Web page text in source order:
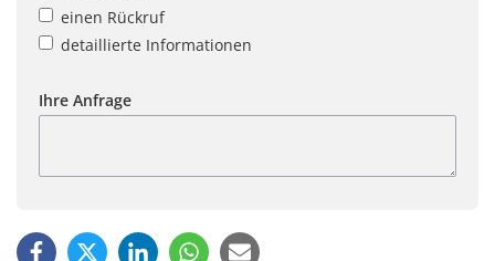
einen Rückruf
detaillierte Informationen
Ihre Anfrage